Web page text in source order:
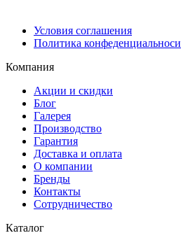
Условия соглашения
Политика конфеденциальноси
Компания
Акции и скидки
Блог
Галерея
Производство
Гарантия
Доставка и оплата
О компании
Бренды
Контакты
Сотрудничество
Каталог